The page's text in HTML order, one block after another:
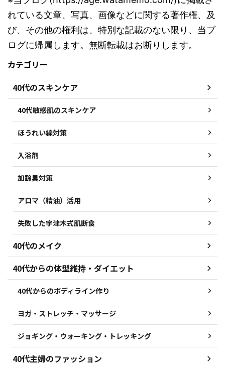
れている文章、写真、画像などに関する著作権、及
び、その他の権利は、特別な記載のない限り、当ブ
ログに帰属します。無断転載はお断りします。
カテゴリー
40代のスキンケア
40代敏感肌のスキンケア
ほうれい線対策
入浴剤
加齢臭対策
アロマ（精油）活用
失敗した宇津木式肌断食
40代のメイク
40代からの体型維持・ダイエット
40代からのボディライン作り
ヨガ・ストレッチ・マッサージ
ジョギング・ウォーキング・トレッキング
40代主婦のファッション